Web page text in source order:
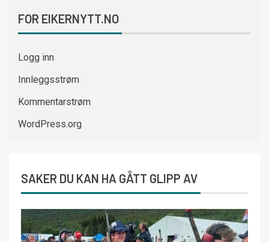
FOR EIKERNYTT.NO
Logg inn
Innleggsstrøm
Kommentarstrøm
WordPress.org
SAKER DU KAN HA GÅTT GLIPP AV